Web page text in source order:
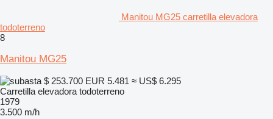
Manitou MG25 carretilla elevadora
todoterreno
8
Manitou MG25
$ 253.700 EUR 5.481 ≈ US$ 6.295
Carretilla elevadora todoterreno
1979
3.500 m/h